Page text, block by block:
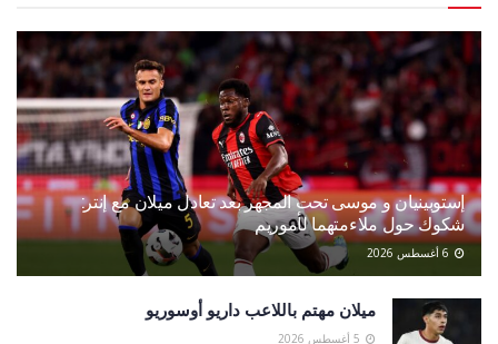
إستوبينيان و موسى تحت المجهر بعد تعادل ميلان مع إنتر:
شكوك حول ملاءمتهما لأموريم
ميلان مهتم باللاعب داريو أوسوريو